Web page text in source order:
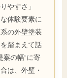
やすさ」
体験要素に
の外壁塗装
踏まえて話
案の幅”に寄
は、外壁・